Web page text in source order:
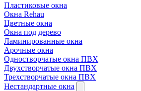
Пластиковые окна
Окна Rehau
Цветные окна
Окна под дерево
Ламинированные окна
Арочные окна
Одностворчатые окна ПВХ
Двухстворчатые окна ПВХ
Трехстворчатые окна ПВХ
Нестандартные окна